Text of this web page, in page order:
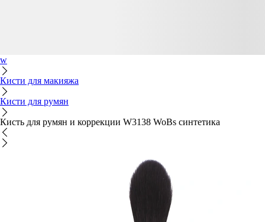
w
Кисти для макияжа
Кисти для румян
Кисть для румян и коррекции W3138 WoBs синтетика